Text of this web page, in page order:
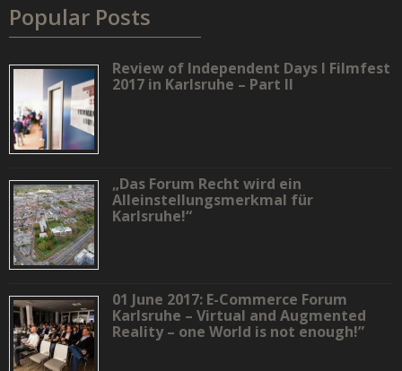
Popular Posts
Review of Independent Days I Filmfest
2017 in Karlsruhe – Part II
„Das Forum Recht wird ein
Alleinstellungsmerkmal für
Karlsruhe!“
01 June 2017: E-Commerce Forum
Karlsruhe – Virtual and Augmented
Reality – one World is not enough!”